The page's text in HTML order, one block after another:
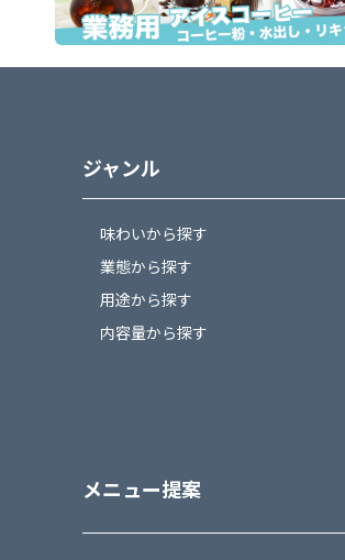
ジャンル
味わいから探す
業態から探す
用途から探す
内容量から探す
メニュー提案